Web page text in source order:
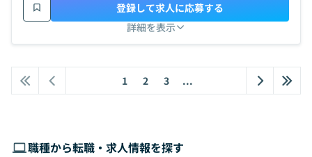
詳細を表示
登録して求人に応募する
1 2 3 ...
職種から転職・求人情報を探す